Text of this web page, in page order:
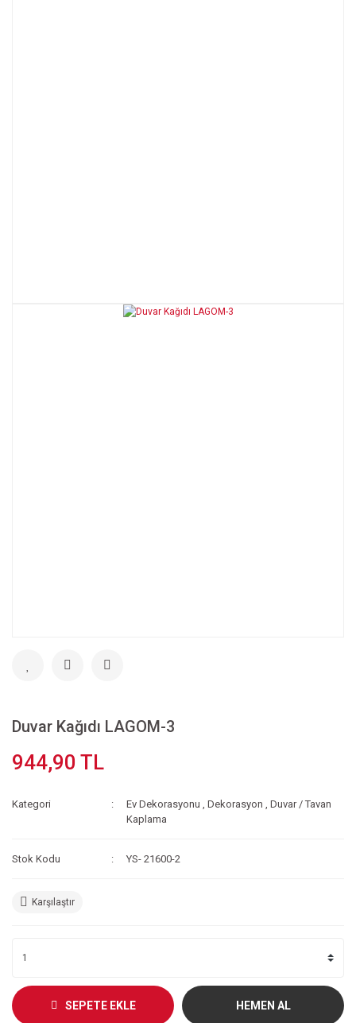
Duvar Kağıdı LAGOM-3
944,90 TL
Kategori Ev Dekorasyonu ,Dekorasyon ,Duvar / Tavan
Kaplama
Stok Kodu YS- 21600-2
Karşılaştır
SEPETE EKLE HEMEN AL